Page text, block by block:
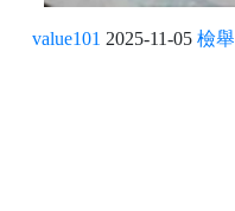
value101 2025-11-05 檢舉